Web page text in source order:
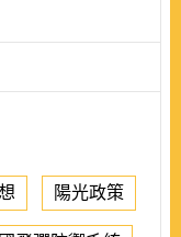
陽光政策